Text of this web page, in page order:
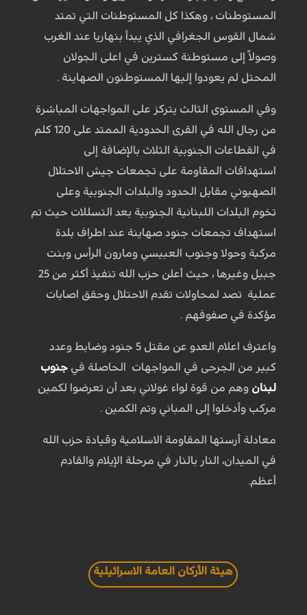
المستوطنات ، وهكذا كل المستوطنات التي تمتد
شمال القوس الجغرافي الذي يبدأ بنهاريا عند الغرب
وصولاً إلى مستوطنة كسترين في اعلى الجولان
المحتل لم يعودوا إليها المستوطنون الصهاينة .
وفي المستوى الثالث يتركز على المواجهات المباشرة
من رجال الله في القرى الحدودية الممتد على 120 كلم
في القطاعات الجنوبية الثلاث بالإضافة إلى
استهدافات المقاومة على تجمعات جيش الاحتلال
الصهيوني مقابل الحدود والبلدات الجنوبية وعلى
تخوم البلدات اللبنانية الجنوبية بعد التسللات حيث تم
استهداف تجمعات جنود صهاينة عند اطراف بلدة
مركبة وحولا وجنوب العبيسي ومارون الرأس وبنت
جبيل وغيرها ، حيث أعلن حزب الله تنفيذ أكثر من 25
عملية تصد لمحاولات تقدم الاحتلال وحقق اصابات
مؤكدة في صفوفهم .
واعترف اعلام العدو عن مقتل 5 جنود وضابط وعدد
كبير من الجرحى في المواجهات الحاصلة في جنوب
لبنان وهم من قوة لواء غولاني بعد أن تعرضوا لكمين
مركب وأدخلوا إلى المباني وتم الكمين .
معادلة أرستها المقاومة الاسلامية وقيادة حزب الله
في الميدان، النار بالنار في مرحلة الإيلام والقادم
أعظم.
هيئة الأركان العامة الاسرائيلية